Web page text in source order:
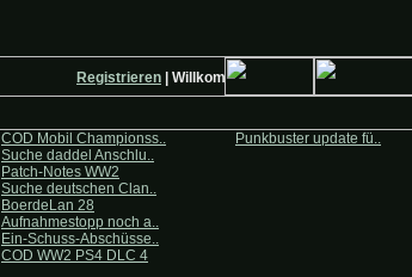
Registrieren| Willkommen auf Deutsche-Krieger.de
COD Mobil Championss..
Suche daddel Anschlu..
Patch-Notes WW2
Suche deutschen Clan..
BoerdeLan 28
Aufnahmestopp noch a..
Ein-Schuss-Abschüsse..
COD WW2 PS4 DLC 4
Punkbuster update fü..